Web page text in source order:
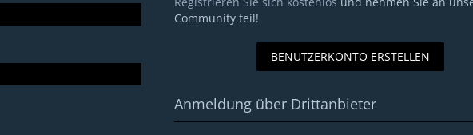
Community teil!
BENUTZERKONTO ERSTELLEN
Anmeldung über Drittanbieter